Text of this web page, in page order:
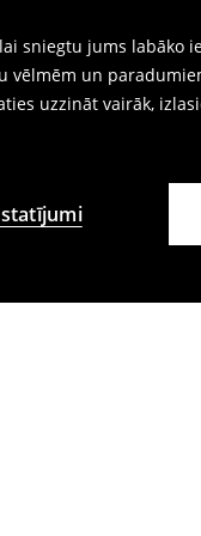
sniegtu jums
vēlmēm un
uzzināt vairāk,